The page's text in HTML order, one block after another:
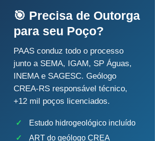
🎯 Precisa de Outorga
para seu Poço?
PAAS conduz todo o processo
junto a SEMA, IGAM, SP Águas,
INEMA e SAGESC. Geólogo
CREA-RS responsável técnico,
+12 mil poços licenciados.
✓
Estudo hidrogeológico incluído
✓
ART do geólogo CREA